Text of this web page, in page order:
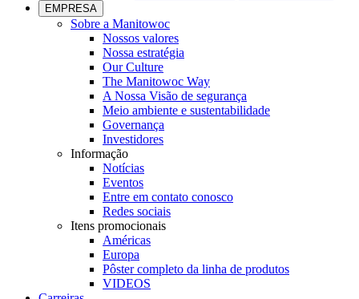
EMPRESA
Sobre a Manitowoc
Nossos valores
Nossa estratégia
Our Culture
The Manitowoc Way
A Nossa Visão de segurança
Meio ambiente e sustentabilidade
Governança
Investidores
Informação
Notícias
Eventos
Entre em contato conosco
Redes sociais
Itens promocionais
Américas
Europa
Pôster completo da linha de produtos
VIDEOS